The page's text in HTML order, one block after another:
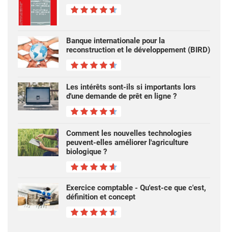
Banque internationale pour la
reconstruction et le développement (BIRD)
Les intérêts sont-ils si importants lors
d'une demande de prêt en ligne ?
Comment les nouvelles technologies
peuvent-elles améliorer l'agriculture
biologique ?
Exercice comptable - Qu'est-ce que c'est,
définition et concept